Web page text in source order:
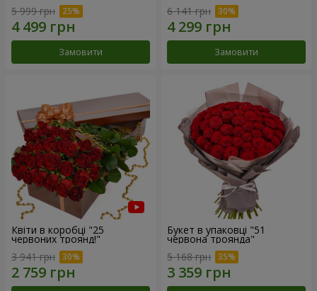
5 999 грн
Замовити
6 141 грн
Замовити
Квіти в коробці "25
червоних троянд!"
3 941 грн
Букет в упаковці "51
червона троянда"
5 168 грн